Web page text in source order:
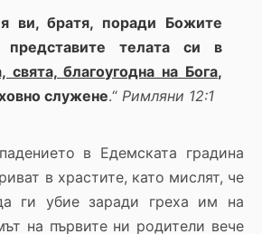
ви, братя, поради Божите
телата си в
благоугодна на Бога,
служене.“ Римляни 12:1
в Едемската градина
в храстите, като мислят, че
ги убие заради греха им на
на първите ни родители вече